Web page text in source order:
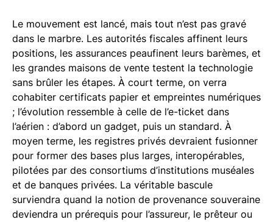
Le mouvement est lancé, mais tout n’est pas gravé
dans le marbre. Les autorités fiscales affinent leurs
positions, les assurances peaufinent leurs barèmes, et
les grandes maisons de vente testent la technologie
sans brûler les étapes. À court terme, on verra
cohabiter certificats papier et empreintes numériques
; l’évolution ressemble à celle de l’e-ticket dans
l’aérien : d’abord un gadget, puis un standard. À
moyen terme, les registres privés devraient fusionner
pour former des bases plus larges, interopérables,
pilotées par des consortiums d’institutions muséales
et de banques privées. La véritable bascule
surviendra quand la notion de provenance souveraine
deviendra un prérequis pour l’assureur, le prêteur ou